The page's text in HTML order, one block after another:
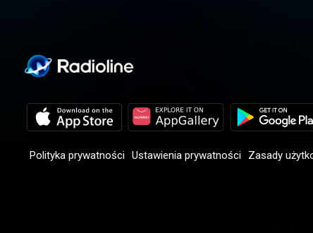
Polityka prywatności Ustawienia prywatności Zasady